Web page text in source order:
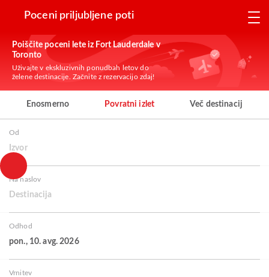
Poceni priljubljene poti
Poiščite poceni lete iz Fort Lauderdale v
Toronto
Uživajte v ekskluzivnih ponudbah letov do
želene destinacije. Začnite z rezervacijo zdaj!
Enosmerno Povratni izlet Več destinacij
Od
Izvor
Na naslov
Destinacija
Odhod
pon., 10. avg. 2026
Vrnitev